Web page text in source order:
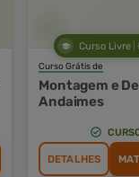
Curso Livre
Curso Grátis de
Montagem e
Andaimes
DETALHES